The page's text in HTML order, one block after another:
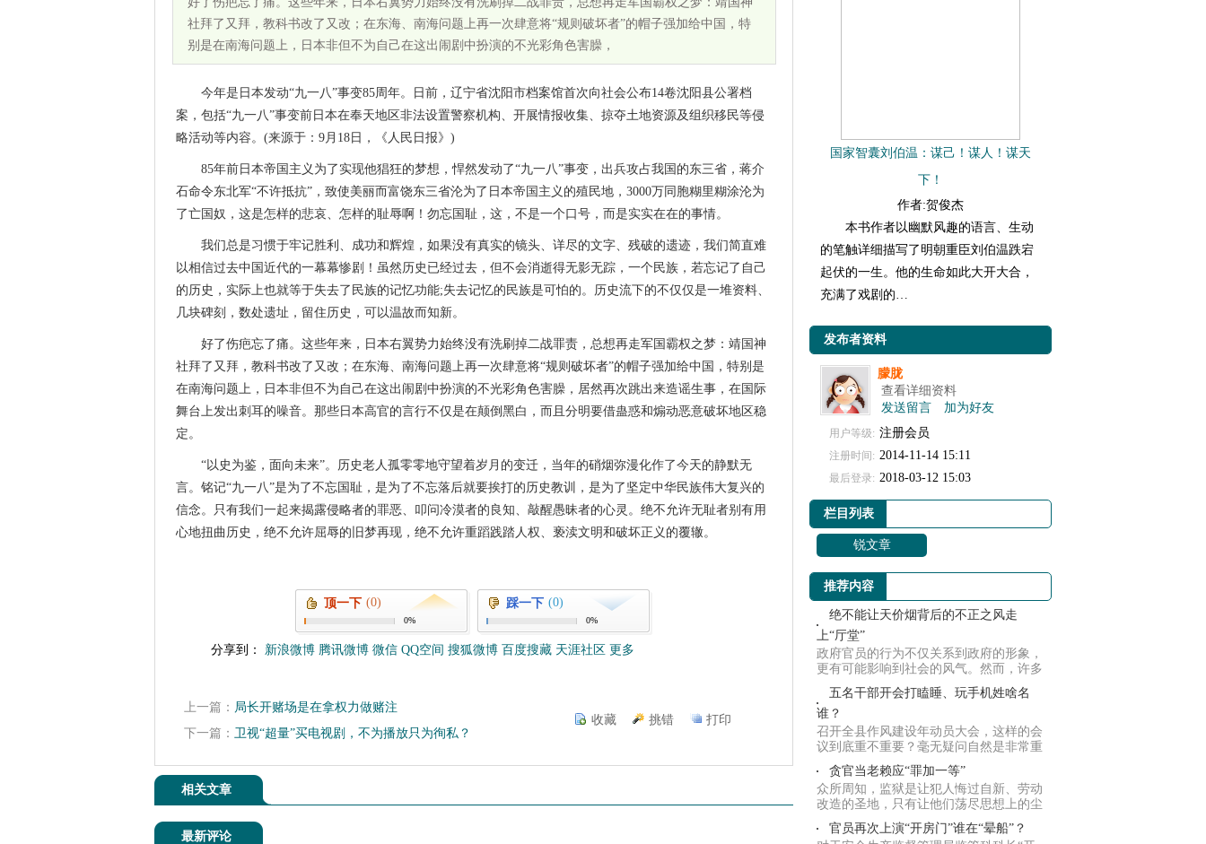
社拜了又拜，教科书改了又改；在东海、南海问题上再一次肆意将“规则破坏者”的帽子强加给中国，特
别是在南海问题上，日本非但不为自己在这出闹剧中扮演的不光彩角色害臊，
今年是日本发动“九一八”事变85周年。日前，辽宁省沈阳市档案馆首次向社会公布14卷沈阳县公署档
案，包括“九一八”事变前日本在奉天地区非法设置警察机构、开展情报收集、掠夺土地资源及组织移民等侵
略活动等内容。(来源于：9月18日，《人民日报》)
85年前日本帝国主义为了实现他猖狂的梦想，悍然发动了“九一八”事变，出兵攻占我国的东三省，蒋介
石命令东北军“不许抵抗”，致使美丽而富饶东三省沦为了日本帝国主义的殖民地，3000万同胞糊里糊涂沦为
了亡国奴，这是怎样的悲哀、怎样的耻辱啊！勿忘国耻，这，不是一个口号，而是实实在在的事情。
我们总是习惯于牢记胜利、成功和辉煌，如果没有真实的镜头、详尽的文字、残破的遗迹，我们简直难
以相信过去中国近代的一幕幕惨剧！虽然历史已经过去，但不会消逝得无影无踪，一个民族，若忘记了自己
的历史，实际上也就等于失去了民族的记忆功能;失去记忆的民族是可怕的。历史流下的不仅仅是一堆资料、
几块碑刻，数处遗址，留住历史，可以温故而知新。
好了伤疤忘了痛。这些年来，日本右翼势力始终没有洗刷掉二战罪责，总想再走军国霸权之梦：靖国神
社拜了又拜，教科书改了又改；在东海、南海问题上再一次肆意将“规则破坏者”的帽子强加给中国，特别是
在南海问题上，日本非但不为自己在这出闹剧中扮演的不光彩角色害臊，居然再次跳出来造谣生事，在国际
舞台上发出刺耳的噪音。那些日本高官的言行不仅是在颠倒黑白，而且分明要借蛊惑和煽动恶意破坏地区稳
定。
“以史为鉴，面向未来”。历史老人孤零零地守望着岁月的变迁，当年的硝烟弥漫化作了今天的静默无
言。铭记“九一八”是为了不忘国耻，是为了不忘落后就要挨打的历史教训，是为了坚定中华民族伟大复兴的
信念。只有我们一起来揭露侵略者的罪恶、叩问冷漠者的良知、敲醒愚昧者的心灵。绝不允许无耻者别有用
心地扭曲历史，绝不允许屈辱的旧梦再现，绝不允许重蹈践踏人权、亵渎文明和破坏正义的覆辙。
顶一下 (0)
0%
踩一下 (0)
0%
分享到： 新浪微博 腾讯微博 微信 QQ空间 搜狐微博 百度搜藏 天涯社区 更多
上一篇： 局长开赌场是在拿权力做赌注
下一篇： 卫视“超量”买电视剧，不为播放只为徇私？
收藏 挑错 打印
相关文章
最新评论
国家智囊刘伯温：谋己！谋人！谋天
下！
作者:贺俊杰
本书作者以幽默风趣的语言、生动
的笔触详细描写了明朝重臣刘伯温跌宕
起伏的一生。他的生命如此大开大合，
充满了戏剧的…
发布者资料
朦胧
查看详细资料
发送留言
加为好友
用户等级: 注册会员
注册时间: 2014-11-14 15:11
最后登录: 2018-03-12 15:03
栏目列表
锐文章
推荐内容
绝不能让天价烟背后的不正之风走
上“厅堂”
政府官员的行为不仅关系到政府的形象，
更有可能影响到社会的风气。然而，许多
的官员们...
五名干部开会打瞌睡、玩手机姓啥名
谁？
召开全县作风建设年动员大会，这样的会
议到底重不重要？毫无疑问自然是非常重
要，毕竟...
贪官当老赖应“罪加一等”
众所周知，监狱是让犯人悔过自新、劳动
改造的圣地，只有让他们荡尽思想上的尘
埃，洗去...
官员再次上演“开房门”谁在“晕船”？